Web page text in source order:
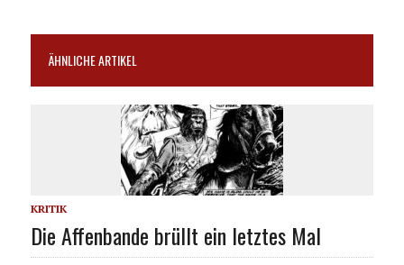
ÄHNLICHE ARTIKEL
KRITIK
Die Affenbande brüllt ein letztes Mal